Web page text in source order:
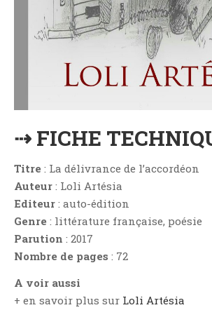
Comédie
Concours
Contemporain
Dark Erotica
Drame
Dystopie
Epistolaire
Erotique
Fantastique
⇢ FICHE
Titre : La délivrance de l’accordéon
Auteur : Loli Artésia
Editeur : auto-édition
Genre : littérature française, poésie
Parution : 2017
Nombre de pages : 72
A voir aussi
+ en savoir plus sur Loli Artésia